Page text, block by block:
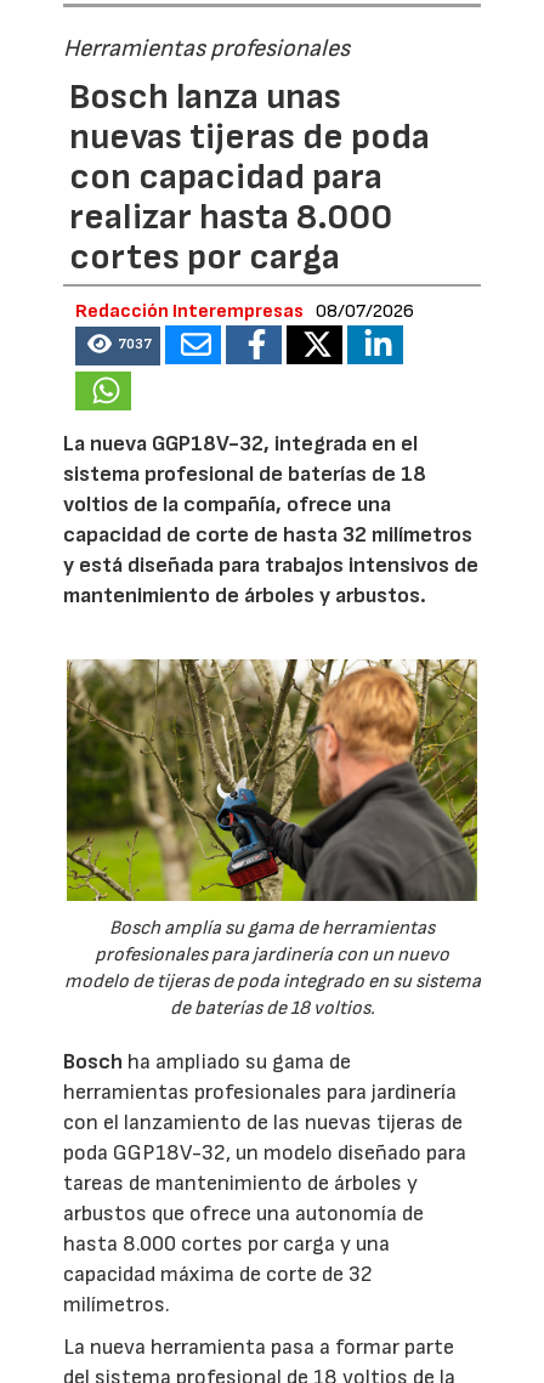
Herramientas profesionales
Bosch lanza unas
nuevas tijeras de poda
con capacidad para
realizar hasta 8.000
cortes por carga
Redacción Interempresas 08/07/2026
7037
La nueva GGP18V-32, integrada en el
sistema profesional de baterías de 18
voltios de la compañía, ofrece una
capacidad de corte de hasta 32 milímetros
y está diseñada para trabajos intensivos de
mantenimiento de árboles y arbustos.
Bosch amplía su gama de herramientas
profesionales para jardinería con un nuevo
modelo de tijeras de poda integrado en su sistema
de baterías de 18 voltios.
Bosch ha ampliado su gama de
herramientas profesionales para jardinería
con el lanzamiento de las nuevas tijeras de
poda GGP18V-32, un modelo diseñado para
tareas de mantenimiento de árboles y
arbustos que ofrece una autonomía de
hasta 8.000 cortes por carga y una
capacidad máxima de corte de 32
milímetros.
La nueva herramienta pasa a formar parte
del sistema profesional de 18 voltios de la